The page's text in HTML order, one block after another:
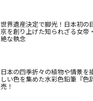
世界遺産決定で脚光！日本初の
京を創り上げた知られざる女帝
絶な執念
日本の四季折々の植物や情景を
しい色を集めた水彩色鉛筆『色
売！